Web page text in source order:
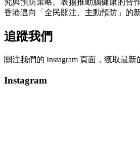
究與預防策略。表揚推動腦健康的合
香港邁向「全民關注、主動預防」的
追蹤我們
關注我們的 Instagram 頁面，獲取最
Instagram